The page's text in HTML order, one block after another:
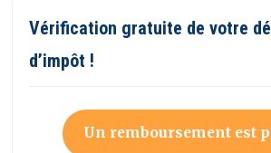
Vérification gratuite de votre
d’impôt !
Un remboursement est